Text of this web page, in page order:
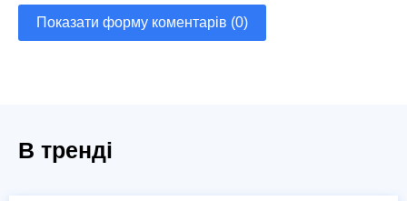
Показати форму коментарів (0)
В тренді